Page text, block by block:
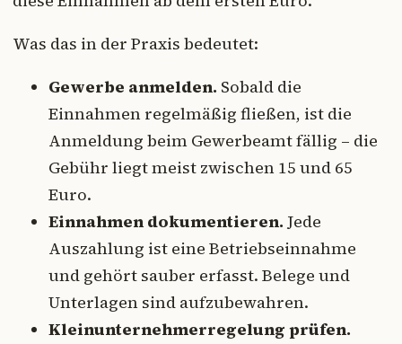
Was das in der Praxis bedeutet:
Gewerbe anmelden. Sobald die
Einnahmen regelmäßig fließen, ist die
Anmeldung beim Gewerbeamt fällig – die
Gebühr liegt meist zwischen 15 und 65
Euro.
Einnahmen dokumentieren. Jede
Auszahlung ist eine Betriebseinnahme
und gehört sauber erfasst. Belege und
Unterlagen sind aufzubewahren.
Kleinunternehmerregelung prüfen.